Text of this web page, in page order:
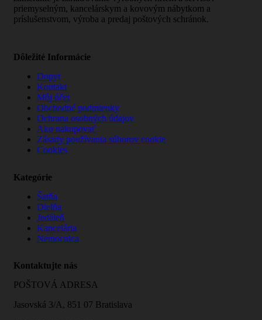
priemyselným, kancelárskym a kovovým nábytkom a
príslušenstvom, výroba a predaj poštových schránok.
Dôležité Informácie
Dopyt
Kontakt
Môj účet
Obchodné podmienky
Ochrana osobných údajov
Ako nakupovať
Zásady používania súborov cookie
Cookies
Kategórie
Šatňa
Dielňa
Jedáleň
Kancelária
Nemocnica
Kontaktujte nás
POŠTOVÁ ADRESA
Jasovská 3/A, 851 07 Bratislava